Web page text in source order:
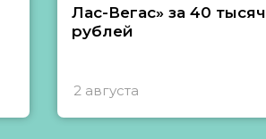
Лас-Вегас» за 40 тысяч
рублей
2 августа